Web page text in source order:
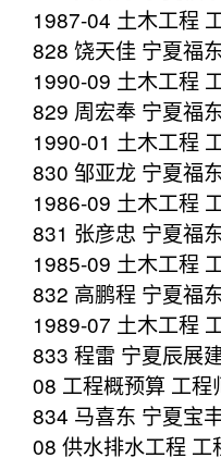
1987-04 土木工程
828 饶天佳 宁夏福
1990-09 土木工程
829 周宏奉 宁夏福
1990-01 土木工程
830 邹亚龙 宁夏福
1986-09 土木工程
831 张彦忠 宁夏福
1985-09 土木工程
832 高鹏程 宁夏福
1989-07 土木工程
833 程雷 宁夏辰展
08 工程概预算 工程
834 马喜东 宁夏宝
08 供水排水工程 工